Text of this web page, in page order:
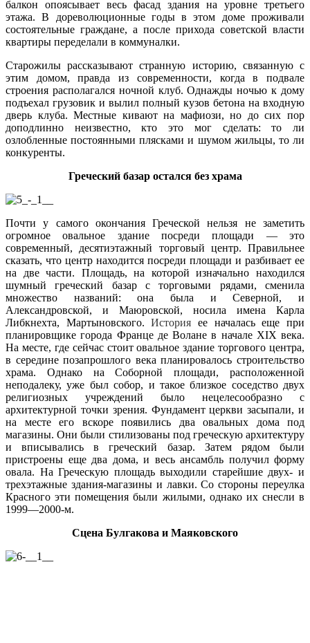
балкон опоясывает весь фасад здания на уровне третьего
этажа. В дореволюционные годы в этом доме проживали
состоятельные граждане, а после прихода советской власти
квартиры переделали в коммуналки.
Старожилы рассказывают странную историю, связанную с
этим домом, правда из современности, когда в подвале
строения располагался ночной клуб. Однажды ночью к дому
подъехал грузовик и вылил полный кузов бетона на входную
дверь клуба. Местные кивают на мафиози, но до сих пор
доподлинно неизвестно, кто это мог сделать: то ли
озлобленные постоянными плясками и шумом жильцы, то ли
конкуренты.
Греческий базар остался без храма
Почти у самого окончания Греческой нельзя не заметить
огромное овальное здание посреди площади — это
современный, десятиэтажный торговый центр. Правильнее
сказать, что центр находится посреди площади и разбивает ее
на две части. Площадь, на которой изначально находился
шумный греческий базар с торговыми рядами, сменила
множество названий: она была и Северной, и
Александровской, и Маюровской, носила имена Карла
Либкнехта, Мартыновского.История ее началась еще при
планировщике города Франце де Волане в начале XIX века.
На месте, где сейчас стоит овальное здание торгового центра,
в середине позапрошлого века планировалось строительство
храма. Однако на Соборной площади, расположенной
неподалеку, уже был собор, и такое близкое соседство двух
религиозных учреждений было нецелесообразно с
архитектурной точки зрения. Фундамент церкви засыпали, и
на месте его вскоре появились два овальных дома под
магазины. Они были стилизованы под греческую архитектуру
и вписывались в греческий базар. Затем рядом были
пристроены еще два дома, и весь ансамбль получил форму
овала. На Греческую площадь выходили старейшие двух- и
трехэтажные здания-магазины и лавки. Со стороны переулка
Красного эти помещения были жилыми, однако их снесли в
1999—2000-м.
Сцена Булгакова и Маяковского